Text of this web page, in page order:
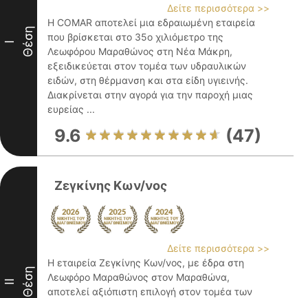
I Θέση
Δείτε περισσότερα >>
Η COMAR αποτελεί μια εδραιωμένη εταιρεία
που βρίσκεται στο 35ο χιλιόμετρο της
Λεωφόρου Μαραθώνος στη Νέα Μάκρη,
εξειδικεύεται στον τομέα των υδραυλικών
ειδών, στη θέρμανση και στα είδη υγιεινής.
Διακρίνεται στην αγορά για την παροχή μιας
ευρείας ...
9.6 (47)
II Θέση
Ζεγκίνης Κων/νος
Δείτε περισσότερα >>
Η εταιρεία Ζεγκίνης Κων/νος, με έδρα στη
Λεωφόρο Μαραθώνος στον Μαραθώνα,
αποτελεί αξιόπιστη επιλογή στον τομέα των